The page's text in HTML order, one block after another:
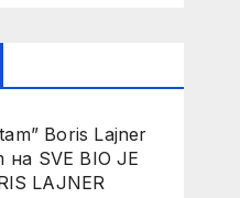
Boris Lajner
на SVE BIO JE
LAJNER